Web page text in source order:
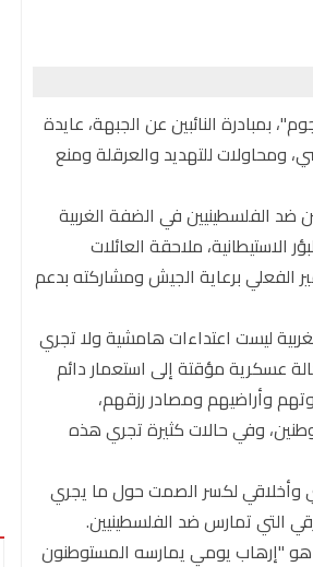
بمبادرة النائبين عن الجبهة، عايدة
ومحاولات للتهديد والعرقلة ومنع
الفلسطينيين في الضفة الغربية
ملاحقة العائلات
الفعلي برعاية الجيش ومشاركته بدعم
ليست اعتداءات هامشية ولا تجري
عسكرية مؤقتة إلى استعمار دائم
وأراضيهم ومصادر رزقهم،
وفي حالات كثيرة تجري هذه
لكسر الصمت حول ما يجري
التي تمارس ضد الفلسطينيين.
هو "إرهاب يومي يمارسه المستوطنون